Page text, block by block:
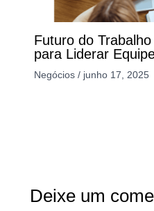
Futuro do
para Liderar
Negócios/ junho 17, 2025
Deixe um